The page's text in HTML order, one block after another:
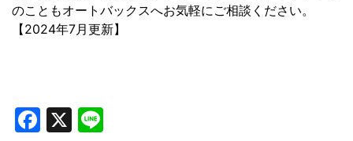
のこともオートバックスへお気軽にご相談ください。
【2024年7月更新】
Facebook
X